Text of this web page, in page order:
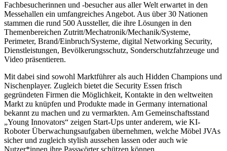
Fachbesucherinnen und -besucher aus aller Welt erwartet in den
Messehallen ein umfangreiches Angebot. Aus über 30 Nationen
stammen die rund 500 Aussteller, die ihre Lösungen in den
Themenbereichen Zutritt/Mechatronik/Mechanik/Systeme,
Perimeter, Brand/Einbruch/Systeme, digital Networking Security,
Dienstleistungen, Bevölkerungsschutz, Sonderschutzfahrzeuge und
Video präsentieren.
Mit dabei sind sowohl Marktführer als auch Hidden Champions und
Nischenplayer. Zugleich bietet die Security Essen frisch
gegründeten Firmen die Möglichkeit, Kontakte in den weltweiten
Markt zu knüpfen und Produkte made in Germany international
bekannt zu machen und zu vermarkten. Am Gemeinschaftsstand
„Young Innovators“ zeigen Start-Ups unter anderem, wie KI-
Roboter Überwachungsaufgaben übernehmen, welche Möbel JVAs
sicher und zugleich stylish aussehen lassen oder auch wie
Nutzer*innen ihre Passwörter schützen können.